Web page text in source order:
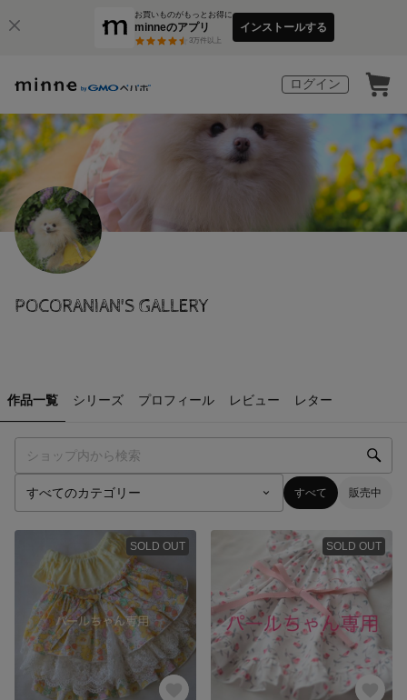
お買いものがもっとお得に
minneのアプリ
3万件以上
インストールする
ログイン
POCORANIAN'S GALLERY
作品一覧 シリーズ プロフィール レビュー レター
すべて 販売中
SOLD OUT SOLD OUT